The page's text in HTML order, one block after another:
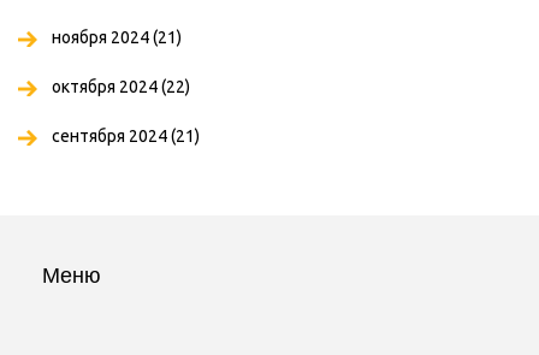
ноября 2024(21)
октября 2024(22)
сентября 2024(21)
Меню